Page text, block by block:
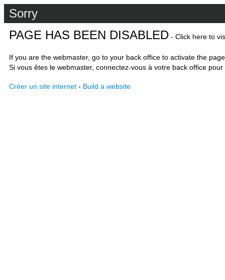
Sorry
PAGE HAS BEEN DISABLED - Click here to
If you are the webmaster, go to your back office to activate the
Si vous êtes le webmaster, connectez-vous à votre back office
Créer un site internet - Build a website